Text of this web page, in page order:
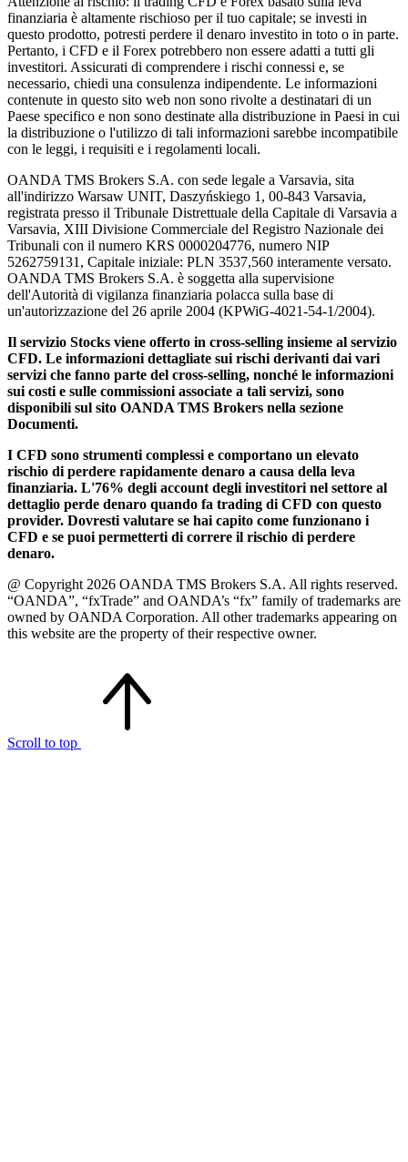
finanziaria è altamente rischioso per il tuo capitale; se investi in
questo prodotto, potresti perdere il denaro investito in toto o in parte.
Pertanto, i CFD e il Forex potrebbero non essere adatti a tutti gli
investitori. Assicurati di comprendere i rischi connessi e, se
necessario, chiedi una consulenza indipendente. Le informazioni
contenute in questo sito web non sono rivolte a destinatari di un
Paese specifico e non sono destinate alla distribuzione in Paesi in cui
la distribuzione o l'utilizzo di tali informazioni sarebbe incompatibile
con le leggi, i requisiti e i regolamenti locali.
OANDA TMS Brokers S.A. con sede legale a Varsavia, sita
all'indirizzo Warsaw UNIT, Daszyńskiego 1, 00-843 Varsavia,
registrata presso il Tribunale Distrettuale della Capitale di Varsavia a
Varsavia, XIII Divisione Commerciale del Registro Nazionale dei
Tribunali con il numero KRS 0000204776, numero NIP
5262759131, Capitale iniziale: PLN 3537,560 interamente versato.
OANDA TMS Brokers S.A. è soggetta alla supervisione
dell'Autorità di vigilanza finanziaria polacca sulla base di
un'autorizzazione del 26 aprile 2004 (KPWiG-4021-54-1/2004).
Il servizio Stocks viene offerto in cross-selling insieme al servizio
CFD. Le informazioni dettagliate sui rischi derivanti dai vari
servizi che fanno parte del cross-selling, nonché le informazioni
sui costi e sulle commissioni associate a tali servizi, sono
disponibili sul sito OANDA TMS Brokers nella sezione
Documenti.
I CFD sono strumenti complessi e comportano un elevato
rischio di perdere rapidamente denaro a causa della leva
finanziaria. L'76% degli account degli investitori nel settore al
dettaglio perde denaro quando fa trading di CFD con questo
provider. Dovresti valutare se hai capito come funzionano i
CFD e se puoi permetterti di correre il rischio di perdere
denaro.
@ Copyright 2026 OANDA TMS Brokers S.A. All rights reserved.
“OANDA”, “fxTrade” and OANDA’s “fx” family of trademarks are
owned by OANDA Corporation. All other trademarks appearing on
this website are the property of their respective owner.
Scroll to top